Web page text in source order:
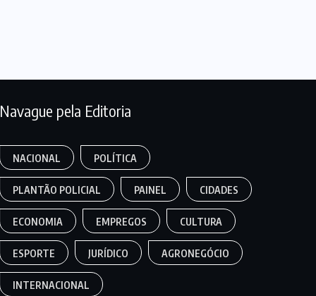
Navague pela Editoria
NACIONAL POLÍTICA
PLANTÃO POLICIAL PAINEL CIDADES
ECONOMIA EMPREGOS CULTURA
ESPORTE JURÍDICO AGRONEGÓCIO
INTERNACIONAL